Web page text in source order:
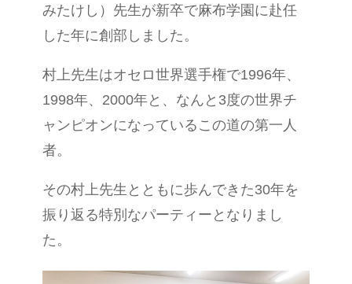
みたけし）先生が新卒で麻布学園に赴任
した年に創部しました。
村上先生はオセロ世界選手権で1996年、
1998年、2000年と、なんと3度の世界チ
ャンピオンになっているこの道の第一人
者。
その村上先生とともに歩んできた30年を
振り返る特別なパーティーとなりまし
た。